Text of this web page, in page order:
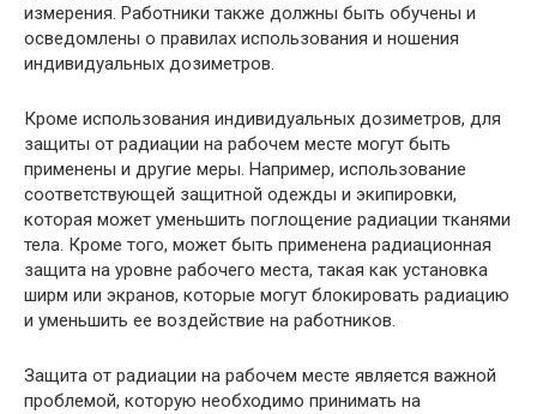
измерения. Работники также должны быть обучены и
осведомлены о правилах использования и ношения
индивидуальных дозиметров.
Кроме использования индивидуальных дозиметров, для
защиты от радиации на рабочем месте могут быть
применены и другие меры. Например, использование
соответствующей защитной одежды и экипировки,
которая может уменьшить поглощение радиации тканями
тела. Кроме того, может быть применена радиационная
защита на уровне рабочего места, такая как установка
ширм или экранов, которые могут блокировать радиацию
и уменьшить ее воздействие на работников.
Защита от радиации на рабочем месте является важной
проблемой, которую необходимо принимать на